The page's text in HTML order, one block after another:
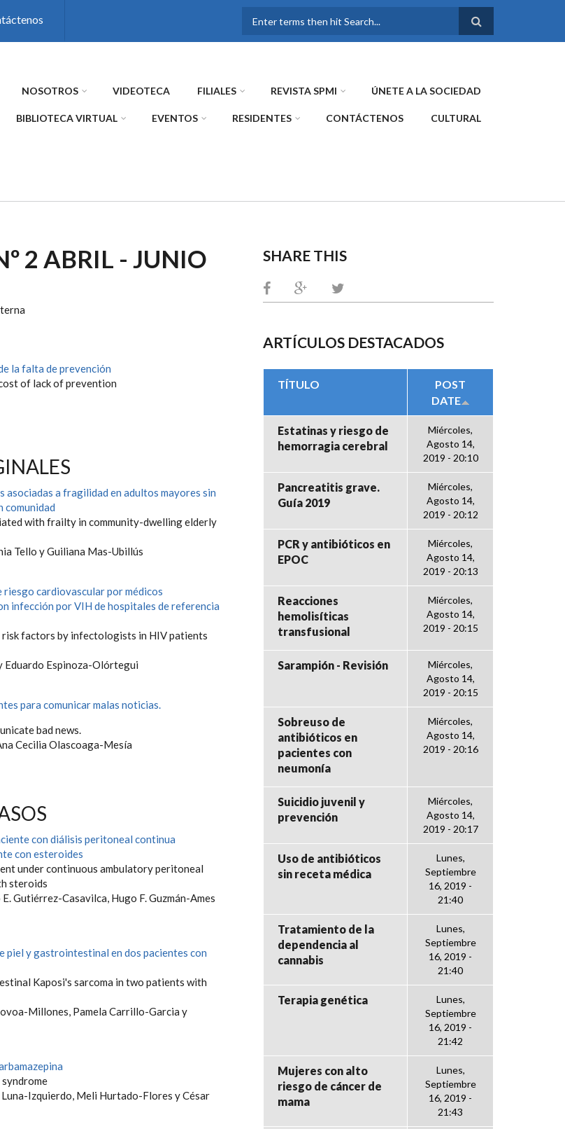
FORMULARIO DE
NOSOTROS VIDEOTECA FILIALES REVISTA SPMI ÚNETE A LA SOCIEDAD
BIBLIOTECA VIRTUAL EVENTOS RESIDENTES CONTÁCTENOS CULTURAL
2 ABRIL - JUNIO
la falta de prevención
of lack of prevention
a fragilidad en adultos mayores sin
comunidad
with frailty in community-dwelling elderly
Tello y Guiliana Mas-Ubillús
cardiovascular por médicos
infección por VIH de hospitales de referencia
factors by infectologists in HIV patients
Eduardo Espinoza-Olórtegui
para comunicar malas noticias.
bad news.
Cecilia Olascoaga-Mesía
con diálisis peritoneal continua
con esteroides
under continuous ambulatory peritoneal
steroids
Gutiérrez-Casavilca, Hugo F. Guzmán-Ames
piel y gastrointestinal en dos pacientes con
Kaposi's sarcoma in two patients with
Millones, Pamela Carrillo-Garcia y
syndrome
Izquierdo, Meli Hurtado-Flores y César
SHARE THIS
ARTÍCULOS DESTACADOS
TÍTULO
POST
DATE
Estatinas y riesgo de
hemorragia cerebral
Miércoles,
Agosto 14,
2019 - 20:10
Pancreatitis grave.
Guía 2019
Miércoles,
Agosto 14,
2019 - 20:12
PCR y antibióticos en
EPOC
Miércoles,
Agosto 14,
2019 - 20:13
Reacciones
hemolisíticas
transfusional
Miércoles,
Agosto 14,
2019 - 20:15
Sarampión - Revisión
Miércoles,
Agosto 14,
2019 - 20:15
Sobreuso de
antibióticos en
pacientes con
neumonía
Miércoles,
Agosto 14,
2019 - 20:16
Suicidio juvenil y
prevención
Miércoles,
Agosto 14,
2019 - 20:17
Uso de antibióticos
sin receta médica
Lunes,
Septiembre
16, 2019 -
21:40
Tratamiento de la
dependencia al
cannabis
Lunes,
Septiembre
16, 2019 -
21:40
Terapia genética
Lunes,
Septiembre
16, 2019 -
21:42
Mujeres con alto
riesgo de cáncer de
mama
Lunes,
Septiembre
16, 2019 -
21:43